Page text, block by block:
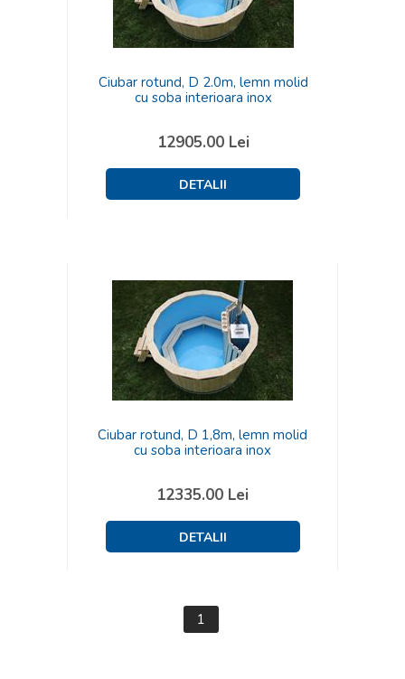
Ciubar rotund, D 2.0m, lemn molid
cu soba interioara inox
12905.00Lei
Ciubar rotund, D 1,8m, lemn molid
cu soba interioara inox
12335.00 Lei
1